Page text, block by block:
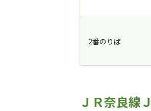
2番のりば
ＪＲ奈良線